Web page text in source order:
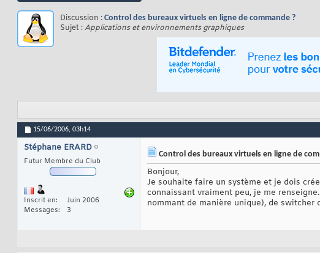
Discussion : Control des bureaux virtuels en ligne de commande ?
Sujet :Applications et environnements graphiques
15/06/2006, 03h14
Stéphane ERARD
Futur Membre du Club
Inscrit en
Juin 2006
Messages
3
Control des bureaux virtuels en ligne de
Bonjour,
Je souhaite faire un système et je dois
connaissant vraiment peu, je me
nommant de manière unique), de